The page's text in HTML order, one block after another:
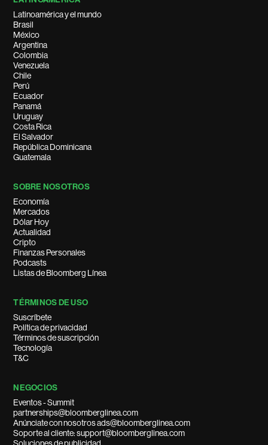
Latinoamérica y el mundo
Brasil
México
Argentina
Colombia
Venezuela
Chile
Perú
Ecuador
Panamá
Uruguay
Costa Rica
El Salvador
República Dominicana
Guatemala
SOBRE NOSOTROS
Economía
Mercados
Dólar Hoy
Actualidad
Cripto
Finanzas Personales
Podcasts
Listas de Bloomberg Línea
TÉRMINOS DE USO
Suscríbete
Política de privacidad
Términos de suscripción
Tecnología
T&C
NEGOCIOS
Eventos - Summit
partnerships@bloomberglinea.com
Anúnciate con nosotros ads@bloomberglinea.com
Soporte al cliente: support@bloomberglinea.com